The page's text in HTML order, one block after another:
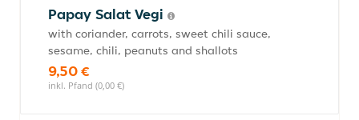
Papay Salat Vegi
with coriander, carrots, sweet chili sauce,
sesame, chili, peanuts and shallots
9,50 €
inkl. Pfand (0,00 €)